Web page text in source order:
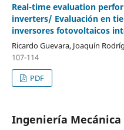
Real-time evaluation
inverters/ Evaluación en
inversores fotovoltaicos
Ricardo Guevara, Joaquín
107-114
PDF
Ingeniería Mecánica